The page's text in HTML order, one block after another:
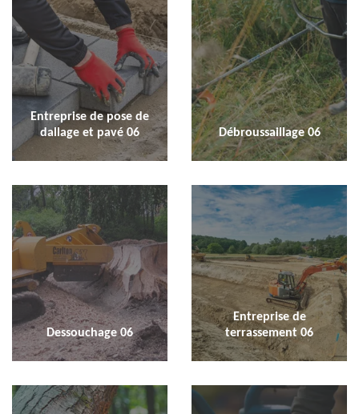
Entreprise de pose de
dallage et pavé 06
Débroussaillage 06
Dessouchage 06
Entreprise de
terrassement 06